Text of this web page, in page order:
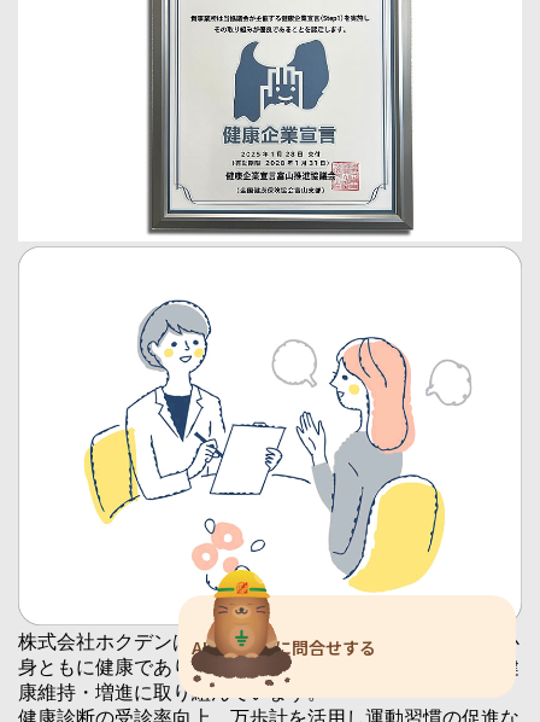
株式会社ホクデンは、会社を支える従業員一人ひとりが心
身ともに健康であり続けられるよう
健
康維持・増進に取り組んでいます。
健康診断の受診率向上、万歩計を活用し運動習慣の促進な
AIチャットに問合せする